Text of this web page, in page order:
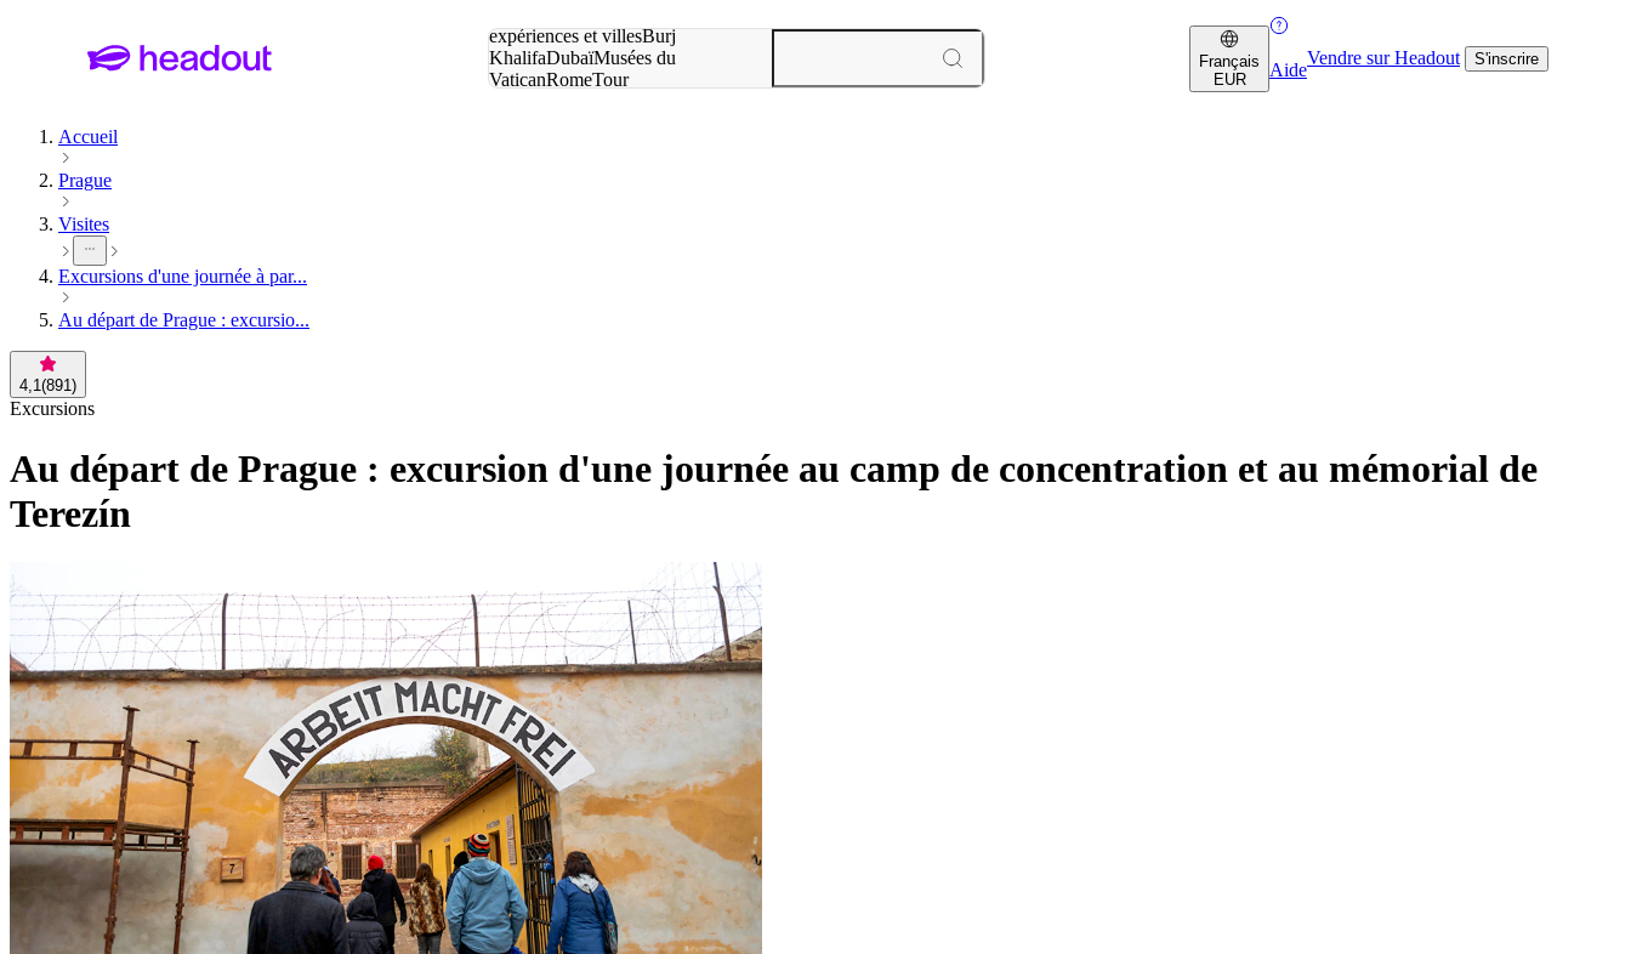
expériences et villesBurj
KhalifaDubaïMusées du
VaticanRomeTour
Français
EUR
Aide
Vendre sur Headout S'inscrire
Accueil
Prague
Visites
Excursions d'une journée à par...
Au départ de Prague : excursio...
4,1(891)
Excursions
Au départ de Prague : excursion d'une journée au camp de concentration et au mémorial de
Terezín